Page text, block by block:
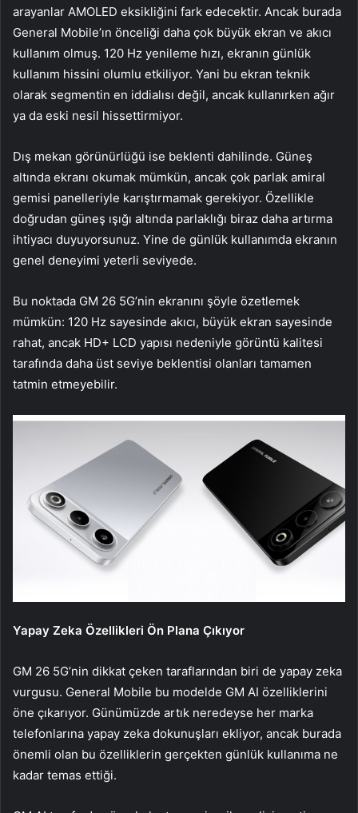
arayanlar AMOLED eksikliğini fark edecektir. Ancak burada
General Mobile’ın önceliği daha çok büyük ekran ve akıcı
kullanım olmuş. 120 Hz yenileme hızı, ekranın günlük
kullanım hissini olumlu etkiliyor. Yani bu ekran teknik
olarak segmentin en iddialısı değil, ancak kullanırken ağır
ya da eski nesil hissettirmiyor.
Dış mekan görünürlüğü ise beklenti dahilinde. Güneş
altında ekranı okumak mümkün, ancak çok parlak amiral
gemisi panelleriyle karıştırmamak gerekiyor. Özellikle
doğrudan güneş ışığı altında parlaklığı biraz daha artırma
ihtiyacı duyuyorsunuz. Yine de günlük kullanımda ekranın
genel deneyimi yeterli seviyede.
Bu noktada GM 26 5G’nin ekranını şöyle özetlemek
mümkün: 120 Hz sayesinde akıcı, büyük ekran sayesinde
rahat, ancak HD+ LCD yapısı nedeniyle görüntü kalitesi
tarafında daha üst seviye beklentisi olanları tamamen
tatmin etmeyebilir.
Yapay Zeka Özellikleri Ön Plana Çıkıyor
GM 26 5G’nin dikkat çeken taraflarından biri de yapay zeka
vurgusu. General Mobile bu modelde GM AI özelliklerini
öne çıkarıyor. Günümüzde artık neredeyse her marka
telefonlarına yapay zeka dokunuşları ekliyor, ancak burada
önemli olan bu özelliklerin gerçekten günlük kullanıma ne
kadar temas ettiği.